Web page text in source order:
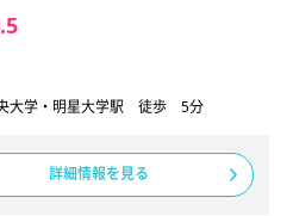
大学・明星大学駅 徒歩 5分
詳細情報を見る